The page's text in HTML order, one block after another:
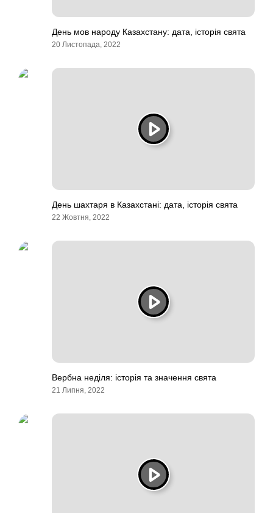
День мов народу Казахстану: дата, історія свята
20 Листопада, 2022
День шахтаря в Казахстані: дата, історія свята
22 Жовтня, 2022
Вербна неділя: історія та значення свята
21 Липня, 2022